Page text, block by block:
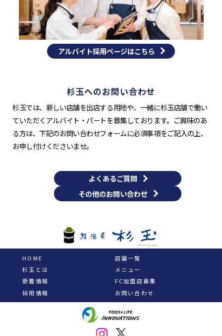
アルバイト採用ページはこちら
杉玉へのお問い合わせ
杉玉では、新しい店舗を出店する用地や、一緒に杉玉店舗で働い
ていただくアルバイト・パートを募集しております。ご興味のあ
る方は、下記のお問い合わせフォームに必須事項をご記入の上、
お申し付けくださいませ。
よくあるご質問
その他のお問い合わせ
HOME
店舗一覧
杉玉とは
メニュー
新着情報
FC加盟店募集
採用情報
お問い合わせ